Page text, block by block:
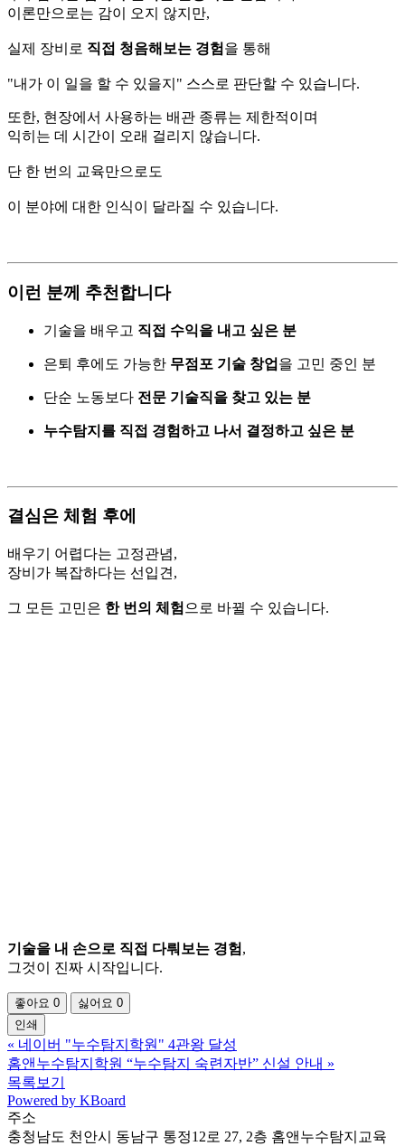
이론만으로는 감이 오지 않지만,
실제 장비로 직접 청음해보는 경험 을 통해
"내가 이 일을 할 수 있을지" 스스로 판단할 수 있습니다.
또한, 현장에서 사용하는 배관 종류는 제한적이며
익히는 데 시간이 오래 걸리지 않습니다.
단 한 번의 교육만으로도
이 분야에 대한 인식이 달라질 수 있습니다.
이런 분께 추천합니다
기술을 배우고 직접 수익을 내고 싶은 분
은퇴 후에도 가능한 무점포 기술 창업 을 고민 중인 분
단순 노동보다 전문 기술직을 찾고 있는 분
누수탐지를 직접 경험하고 나서 결정하고 싶은 분
결심은 체험 후에
배우기 어렵다는 고정관념,
장비가 복잡하다는 선입견,
그 모든 고민은 한 번의 체험 으로 바뀔 수 있습니다.
기술을 내 손으로 직접 다뤄보는 경험 ,
그것이 진짜 시작입니다.
좋아요 0 싫어요 0
인쇄
« 네이버 "누수탐지학원" 4관왕 달성
홈앤누수탐지학원 “누수탐지 숙련자반” 신설 안내 »
목록보기
Powered by KBoard
주소
충청남도 천안시 동남구 통정12로 27, 2층 홈앤누수탐지교육